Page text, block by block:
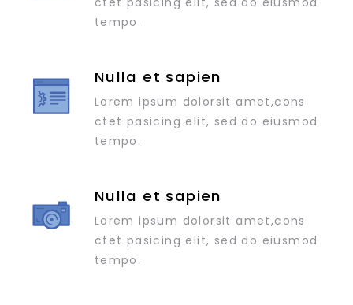
tempo.
Nulla et sapien
Lorem ipsum dolorsit amet,cons
ctet pasicing elit, sed do eiusmod
tempo.
Nulla et sapien
Lorem ipsum dolorsit amet,cons
ctet pasicing elit, sed do eiusmod
tempo.